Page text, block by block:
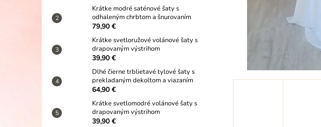
Krátke modré saténové šaty s
odhaleným chrbtom a šnurovaním
79,90 €
Krátke svetloružové volánové šaty s
drapovaným výstrihom
39,90 €
Dlhé čierne trblietavé tylové šaty s
prekladaným dekoltom a viazaním
64,90 €
Krátke svetlomodré volánové šaty s
drapovaným výstrihom
39,90 €